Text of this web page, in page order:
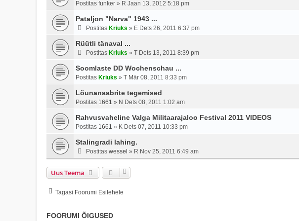
Postitas funker » R Jaan 13, 2012 5:18 pm
Pataljon "Narva" 1943 ...
Postitas Kriuks » E Dets 26, 2011 6:37 pm
Rüütli tänaval ...
Postitas Kriuks » T Dets 13, 2011 8:39 pm
Soomlaste DD Wochenschau ...
Postitas Kriuks » T Mär 08, 2011 8:33 pm
Lõunanaabrite tegemised
Postitas 1661 » N Dets 08, 2011 1:02 am
Rahvusvaheline Valga Militaarajaloo Festival 2011 VIDEOS
Postitas 1661 » K Dets 07, 2011 10:33 pm
Stalingradi lahing.
Postitas wessel » R Nov 25, 2011 6:49 am
Uus Teema
Tagasi Foorumi Esilehele
FOORUMI ÕIGUSED